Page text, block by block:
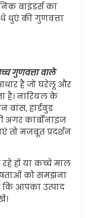
बाइंडर्स का
धुएं की गुणवत्ता
गुणवत्ता वाले
है जो घरेलू और
है। नारियल के
हार्डवुड
अगर कार्बोनाइज
तो मजबूत प्रदर्शन
हों या कच्चे माल
को समझना
आपका उत्पाद